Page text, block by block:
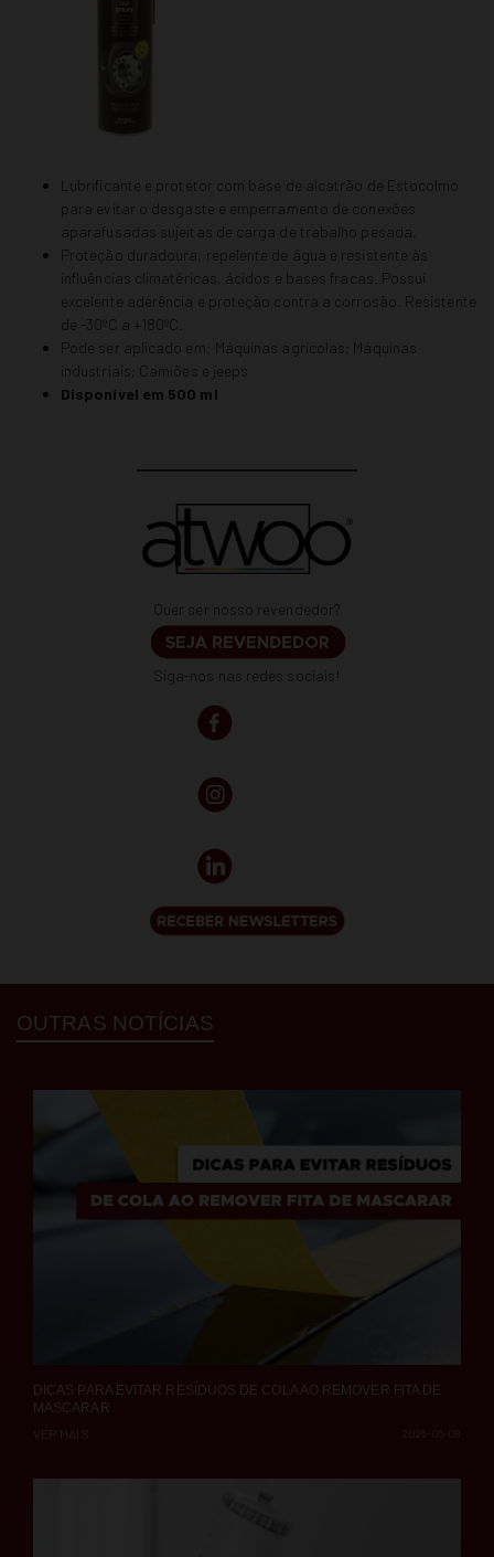
Lubrificante e protetor com base de alcatrão de Estocolmo
para evitar o desgaste e emperramento de conexões
aparafusadas sujeitas de carga de trabalho pesada.
Proteção duradoura, repelente de água e resistente às
influências climatéricas, ácidos e bases fracas. Possui
excelente aderência e proteção contra a corrosão. Resistente
de -30ºC a +180ºC.
Pode ser aplicado em: Máquinas agrícolas; Máquinas
industriais; Camiões e jeeps
Disponível em 500 ml
Quer ser nosso revendedor?
Siga-nos nas redes sociais!
OUTRAS NOTÍCIAS
DICAS PARA EVITAR RESÍDUOS DE COLA AO REMOVER FITA DE
MASCARAR
2026-05-08
VER MAIS